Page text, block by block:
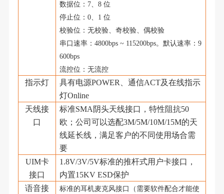
数据位： 7、 8 位
停止位： 0、 1 位
校验位：无校验、奇校验、偶校验
串口速率： 4800bps ~ 115200bps。默认速率： 9
600bps
流控位：无流控
指示灯 具有电源POWER、通信ACT及在线指示
灯Online
天线接
口
标准SMA阴头天线接口，特性阻抗50
欧；公司可以选配3M/5M/10M/15M的天
线延长线，满足客户的不同使用场合需
要
UIM卡
接口
1.8V/3V/5V标准的推杆式用户卡接口，
内置15KV ESD保护
语音接
标准的耳机麦克风接口（需要软件配合才能使